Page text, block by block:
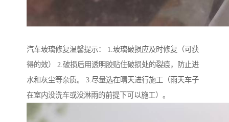
汽车玻璃修复温馨提示： 1.玻璃破损应及时修复（可获
得的效） 2.破损后用透明胶贴住破损处的裂痕，防止进
水和灰尘等杂质。 3.尽量选在晴天进行施工（雨天车子
在室内没洗车或没淋雨的前提下可以施工）。